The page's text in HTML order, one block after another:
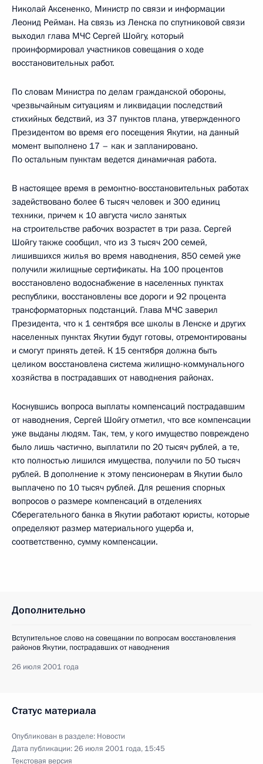
Николай Аксененко, Министр по связи и информации
Леонид Рейман. На связь из Ленска по спутниковой связи
выходил глава МЧС Сергей Шойгу, который
проинформировал участников совещания о ходе
восстановительных работ.
По словам Министра по делам гражданской обороны,
чрезвычайным ситуациям и ликвидации последствий
стихийных бедствий, из 37 пунктов плана, утвержденного
Президентом во время его посещения Якутии, на данный
момент выполнено 17 – как и запланировано.
По остальным пунктам ведется динамичная работа.
В настоящее время в ремонтно-восстановительных работах
задействовано более 6 тысяч человек и 300 единиц
техники, причем к 10 августа число занятых
на строительстве рабочих возрастет в три раза. Сергей
Шойгу также сообщил, что из 3 тысяч 200 семей,
лишившихся жилья во время наводнения, 850 семей уже
получили жилищные сертификаты. На 100 процентов
восстановлено водоснабжение в населенных пунктах
республики, восстановлены все дороги и 92 процента
трансформаторных подстанций. Глава МЧС заверил
Президента, что к 1 сентября все школы в Ленске и других
населенных пунктах Якутии будут готовы, отремонтированы
и смогут принять детей. К 15 сентября должна быть
целиком восстановлена система жилищно-коммунального
хозяйства в пострадавших от наводнения районах.
Коснувшись вопроса выплаты компенсаций пострадавшим
от наводнения, Сергей Шойгу отметил, что все компенсации
уже выданы людям. Так, тем, у кого имущество повреждено
было лишь частично, выплатили по 20 тысяч рублей, а те,
кто полностью лишился имущества, получили по 50 тысяч
рублей. В дополнение к этому пенсионерам в Якутии было
выплачено по 10 тысяч рублей. Для решения спорных
вопросов о размере компенсаций в отделениях
Сберегательного банка в Якутии работают юристы, которые
определяют размер материального ущерба и,
соответственно, сумму компенсации.
Дополнительно
Вступительное слово на совещании по вопросам восстановления
районов Якутии, пострадавших от наводнения
26 июля 2001 года
Статус материала
Опубликован в разделе: Новости
Дата публикации:26 июля 2001 года, 15:45
Текстовая версия